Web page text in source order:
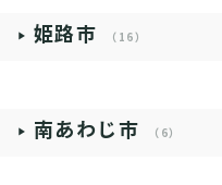
姫路市 （16）
南あわじ市 （6）